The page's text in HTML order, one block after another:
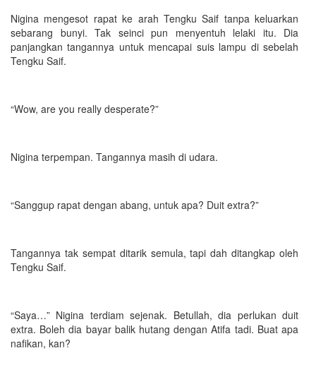
Nigina mengesot rapat ke arah Tengku Saif tanpa keluarkan
sebarang bunyi. Tak seinci pun menyentuh lelaki itu. Dia
panjangkan tangannya untuk mencapai suis lampu di sebelah
Tengku Saif.
“Wow, are you really desperate?”
Nigina terpempan. Tangannya masih di udara.
“Sanggup rapat dengan abang, untuk apa? Duit extra?”
Tangannya tak sempat ditarik semula, tapi dah ditangkap oleh
Tengku Saif.
“Saya…” Nigina terdiam sejenak. Betullah, dia perlukan duit
extra. Boleh dia bayar balik hutang dengan Atifa tadi. Buat apa
nafikan, kan?